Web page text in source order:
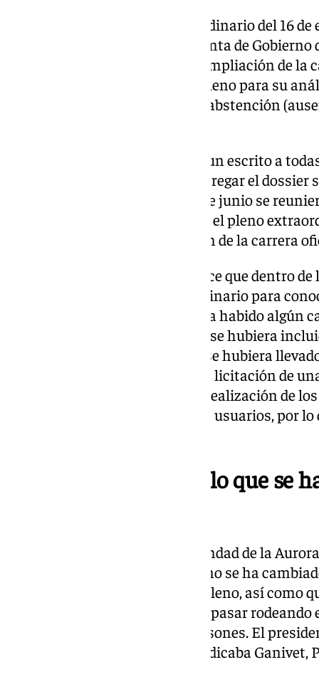
En el caso actual, en el pleno ordinario del 16
hermandades querían que la Junta de
trabajando en alternativas de ampliación de la
posteriormente se traerían al pleno para su
27 votos a favor, 2 en contra y 1 abstención
El 24 de mayo de 2024 se envía un escrito a
citándolas el 3 de junio para entregar el
de la carrera oficial. Del 6 al 13 de junio se
el 25 de junio de 2024 se celebró el pleno
de la propuesta de la ampliación de la carrera
Cuando el articulo 17. 1. 1-2 a) dice que dentro
enero se convocará al pleno ordinario para
caso, la carrera oficial, si hubiera habido algún
aprobado el 25 de junio de 2024 se hubiera
Igualmente se recuerda que, si se hubiera
hubiera aprobado, existe ya una licitación de
invertidos 486.000 euros en la realización de
adjudicado 500 palcos a nuevos usuarios, por
“Pide reflexión sobre lo que se
El hermano mayor de la hermandad de la
desde la federación se dice que no se ha
que no se cambiaba se traía al pleno, así como
carrera oficial, porque en vez de pasar
pasar recto desde Ganivet a Mesones. El
la carrera oficial, el itinerario indicaba Ganivet,